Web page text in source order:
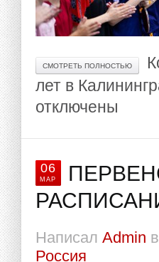
СМОТРЕТЬ ПОЛНОСТЬЮ
лет в
отключены
06
МАР
Написал Admin
Россия